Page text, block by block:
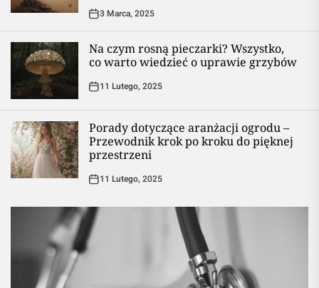
3 Marca, 2025
Na czym rosną pieczarki? Wszystko,
co warto wiedzieć o uprawie grzybów
11 Lutego, 2025
Porady dotyczące aranżacji ogrodu –
Przewodnik krok po kroku do pięknej
przestrzeni
11 Lutego, 2025